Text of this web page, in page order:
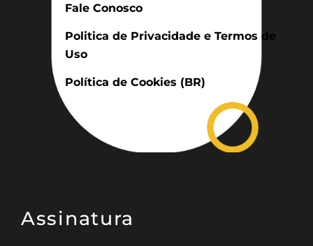
Fale Conosco
Politica de Privacidade e Termos de
Uso
Política de Cookies (BR)
Assinatura